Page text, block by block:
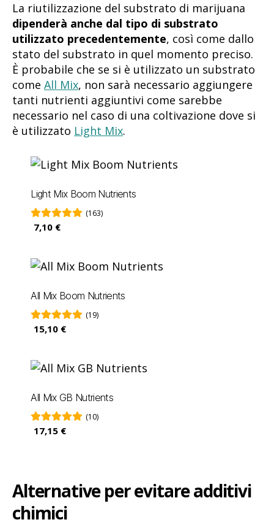
La riutilizzazione del substrato di marijuana
dipenderà anche dal tipo di substrato
utilizzato precedentemente, così come dallo
stato del substrato in quel momento preciso.
È probabile che se si è utilizzato un substrato
come All Mix, non sarà necessario aggiungere
tanti nutrienti aggiuntivi come sarebbe
necessario nel caso di una coltivazione dove si
è utilizzato Light Mix.
Light Mix Boom Nutrients
(163)
7,10 €
All Mix Boom Nutrients
(19)
15,10 €
All Mix GB Nutrients
(10)
17,15 €
Alternative per evitare additivi
chimici